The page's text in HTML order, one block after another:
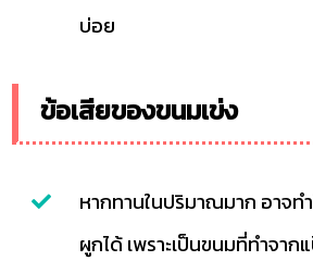
บ่อย
ข้อเสียของขนมเข่ง
หากทานในปริมาณมาก อาจ
ผูกได้ เพราะเป็นขนมที่ทำจาก